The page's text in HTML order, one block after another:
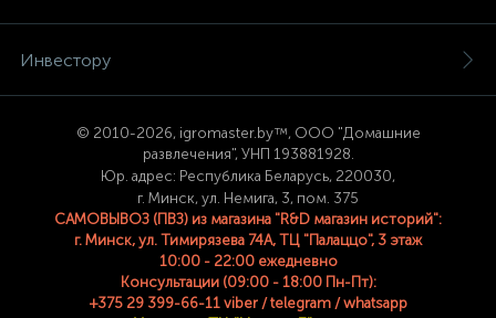
Инвестору
© 2010-2026, igromaster.by™, ООО "Домашние
развлечения", УНП 193881928.
Юр. адрес: Республика Беларусь, 220030,
г. Минск, ул. Немига, 3, пом. 375
САМОВЫВОЗ (ПВЗ) из магазина "R&D магазин историй":
г. Минск, ул. Тимирязева 74A, ТЦ "Палаццо", 3 этаж
10:00 - 22:00 ежедневно
Консультации (09:00 - 18:00 Пн-Пт):
+375 29 399-66-11 viber / telegram / whatsapp